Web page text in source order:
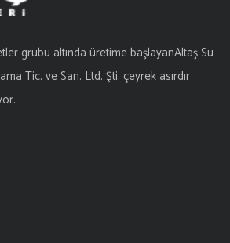
grubu altında üretime başlayanAltaş Su
Tic. ve San. Ltd. Şti. çeyrek asırdır